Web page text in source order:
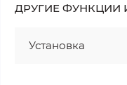
ДРУГИЕ ФУНКЦИИ
Установка